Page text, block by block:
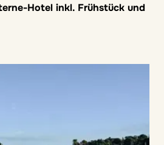
Hotel inkl. Frühstück und